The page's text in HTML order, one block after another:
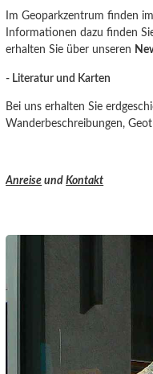
Im Geoparkzentrum finden
Informationen dazu finden
erhalten Sie über unseren
- Literatur und Karten
Bei uns erhalten Sie
Wanderbeschreibungen,
Anreise undKontakt